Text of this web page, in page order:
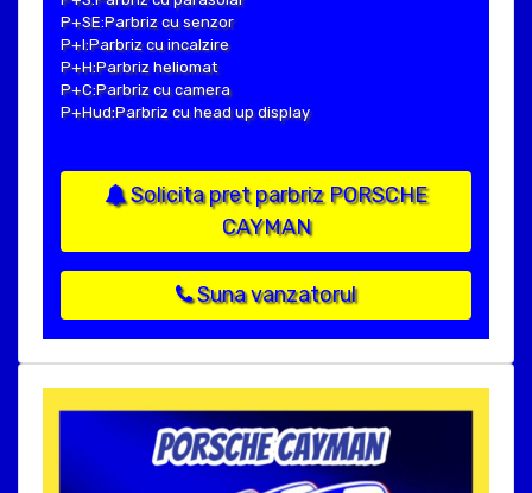
P+SE:Parbriz cu senzor
P+I:Parbriz cu incalzire
P+H:Parbriz heliomat
P+C:Parbriz cu camera
P+Hud:Parbriz cu head up display
Solicita pret parbriz PORSCHE
CAYMAN
Suna vanzatorul